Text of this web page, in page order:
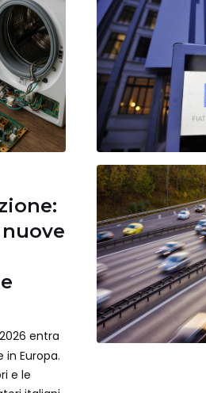
entra
in Europa.
e le